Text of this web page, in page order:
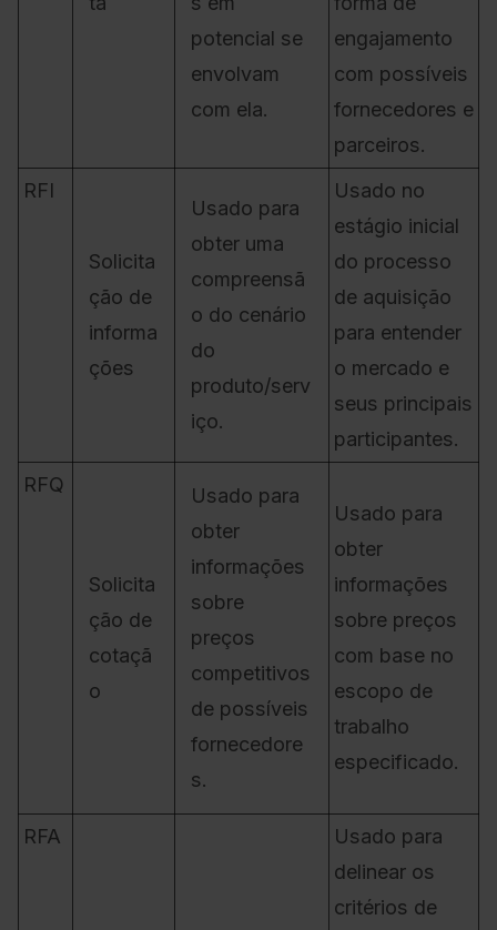
potencial se
envolvam
com ela.
engajamento
com possíveis
fornecedores e
parceiros.
RFI
Solicita
ção de
informa
ções
Usado para
obter uma
compreensã
o do cenário
do
produto/serv
iço.
Usado no
estágio inicial
do processo
de aquisição
para entender
o mercado e
seus principais
participantes.
RFQ
Solicita
ção de
cotaçã
o
Usado para
obter
informações
sobre
preços
competitivos
de possíveis
fornecedore
s.
Usado para
obter
informações
sobre preços
com base no
escopo de
trabalho
especificado.
RFA
Usado para
delinear os
critérios de